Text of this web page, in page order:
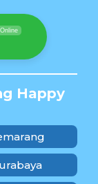
Online
Happy